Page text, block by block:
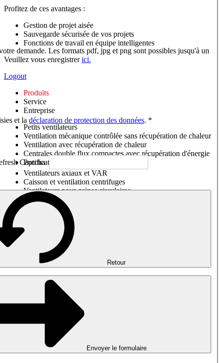
Profitez de ces avantages :
Gestion de projet aisée
Sauvegarde sécurisée de vos projets
Fonctions de travail en équipe intelligentes
Veuillez vous enregistrerici.
Logout
Produits
Service
Entreprise
Petits ventilateurs
Ventilation mécanique contrôlée sans récupération de chaleur
Ventilation avec récupération de chaleur
Centrales double flux compactes avec récupération d'énergie
Purificateurs d'air/Moniteurs CO
Ventilateurs axiaux et VAR
Caisson et ventilation centrifuges
Ventilateurs pour gaines circulaires
Ventilateurs pour gaines rectangulaires
Tourelles de toiture
Désenfumage, détection incendie et ventilation de parking
Ventilateurs antidéflagrants
Mesurer. Contrôler. Réguler.
Traitement d'air
Accessoires aérauliques
demande. Les formats pdf, jpg et png sont possibles jusqu'à un
et la déclaration de protection des données. *
Retour
Envoyer le formulaire